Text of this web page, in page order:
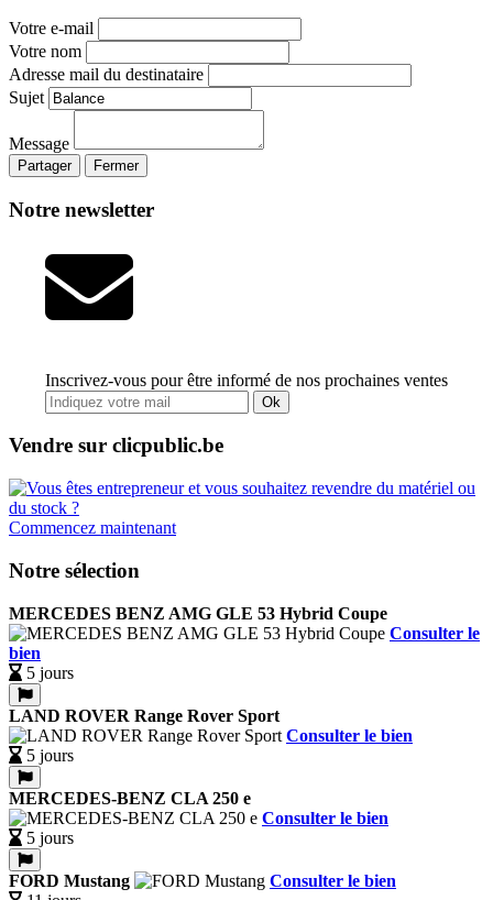
Votre e-mail
Votre nom
Adresse mail du destinataire
Sujet
Message
Partager Fermer
Notre newsletter
Inscrivez-vous pour être informé de nos prochaines ventes
Ok
Vendre sur clicpublic.be
Commencez maintenant
Notre sélection
MERCEDES BENZ AMG GLE 53 Hybrid Coupe
Consulter le
bien
5 jours
LAND ROVER Range Rover Sport
Consulter le bien
5 jours
MERCEDES-BENZ CLA 250 e
Consulter le bien
5 jours
FORD Mustang
Consulter le bien